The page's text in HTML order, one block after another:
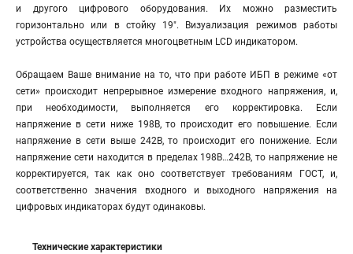
и другого цифрового оборудования. Их можно разместить
горизонтально или в стойку 19". Визуализация режимов работы
устройства осуществляется многоцветным LCD индикатором.
Обращаем Ваше внимание на то, что при работе ИБП в режиме «от
сети» происходит непрерывное измерение входного напряжения, и,
при необходимости, выполняется его корректировка. Если
напряжение в сети ниже 198В, то происходит его повышение. Если
напряжение в сети выше 242В, то происходит его понижение. Если
напряжение сети находится в пределах 198В…242В, то напряжение не
корректируется, так как оно соответствует требованиям ГОСТ, и,
соответственно значения входного и выходного напряжения на
цифровых индикаторах будут одинаковы.
Технические характеристики